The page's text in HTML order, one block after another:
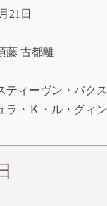
21日
藤 古都離
ティーヴン・バク
ラ・Ｋ・ル・グィン